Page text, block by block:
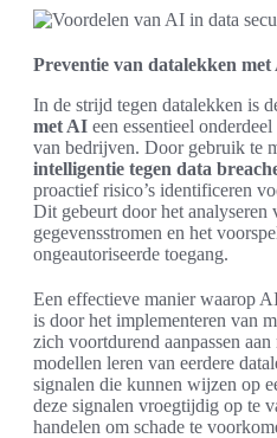
Preventie van datalekken
In de strijd tegen datalekken is
met AI een essentieel
van bedrijven. Door gebruik te
intelligentie tegen data
proactief risico’s identificeren
Dit gebeurt door het analyseren
gegevensstromen en het
ongeautoriseerde toegang.
Een effectieve manier waarop
is door het implementeren van
zich voortdurend aanpassen
modellen leren van eerdere
signalen die kunnen wijzen op
deze signalen vroegtijdig op te
handelen om schade te